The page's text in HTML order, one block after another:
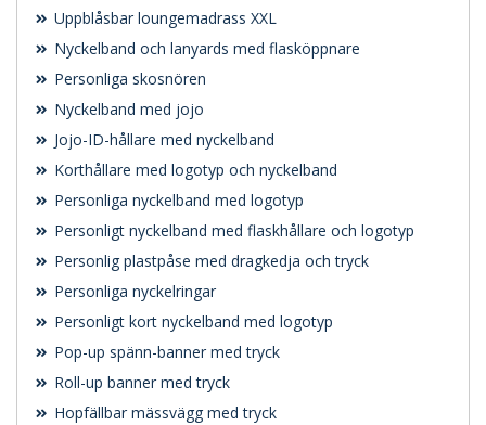
Uppblåsbar loungemadrass XXL
Nyckelband och lanyards med flasköppnare
Personliga skosnören
Nyckelband med jojo
Jojo-ID-hållare med nyckelband
Korthållare med logotyp och nyckelband
Personliga nyckelband med logotyp
Personligt nyckelband med flaskhållare och logotyp
Personlig plastpåse med dragkedja och tryck
Personliga nyckelringar
Personligt kort nyckelband med logotyp
Pop-up spänn-banner med tryck
Roll-up banner med tryck
Hopfällbar mässvägg med tryck